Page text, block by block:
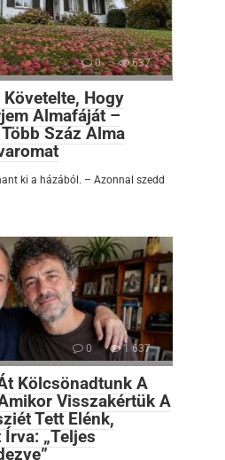
0 637
Hogy
Almafáját –
Száz Alma
ki a házából. – Azonnal szedd
0 1 637
Kölcsönadtunk A
Visszakértük A
Tett Elénk,
„Teljes